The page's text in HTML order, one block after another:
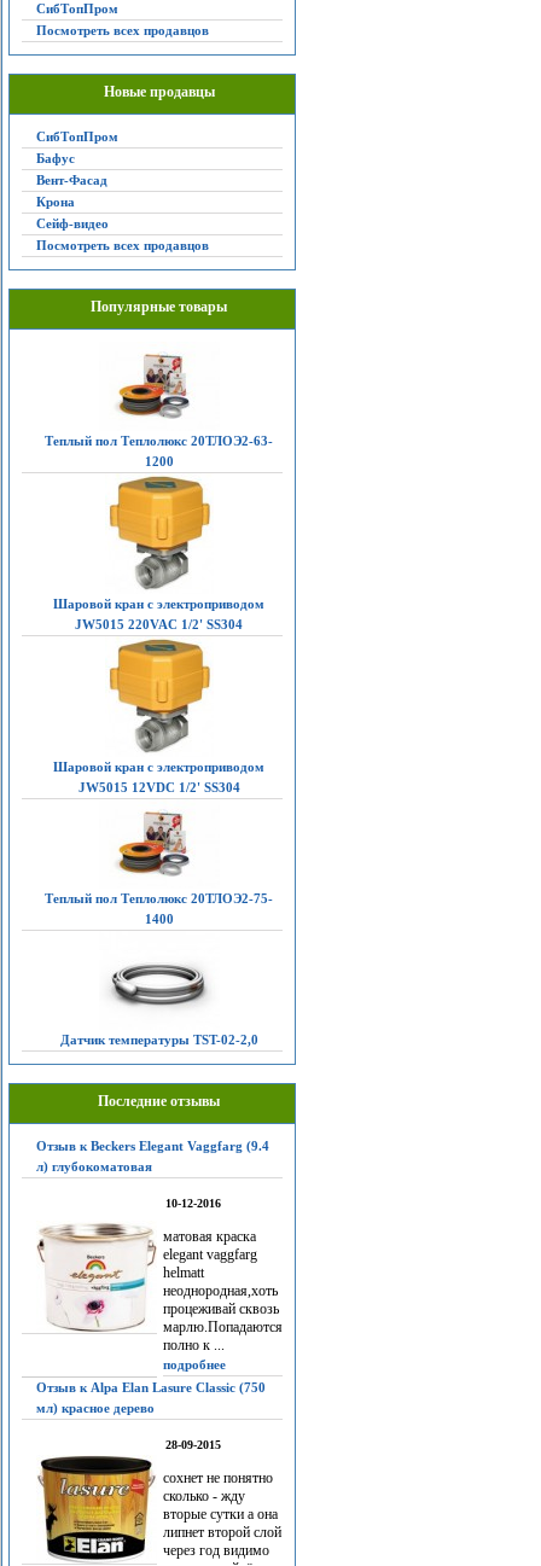
СибТопПром
Посмотреть всех продавцов
Новые продавцы
СибТопПром
Бафус
Вент-Фасад
Крона
Сейф-видео
Посмотреть всех продавцов
Популярные товары
Теплый пол Теплолюкс 20ТЛОЭ2-63-
1200
Шаровой кран с электроприводом
JW5015 220VAC 1/2' SS304
Шаровой кран с электроприводом
JW5015 12VDC 1/2' SS304
Теплый пол Теплолюкс 20ТЛОЭ2-75-
1400
Датчик температуры TST-02-2,0
Последние отзывы
Отзыв к Beckers Elegant Vaggfarg (9.4
л) глубокоматовая
10-12-2016
матовая краска
elegant vaggfarg
helmatt
неоднородная,хоть
процеживай сквозь
марлю.Попадаются
полно к ...
подробнее
Отзыв к Alpa Elan Lasure Classic (750
мл) красное дерево
28-09-2015
сохнет не понятно
сколько - жду
вторые сутки а она
липнет второй слой
через год видимо